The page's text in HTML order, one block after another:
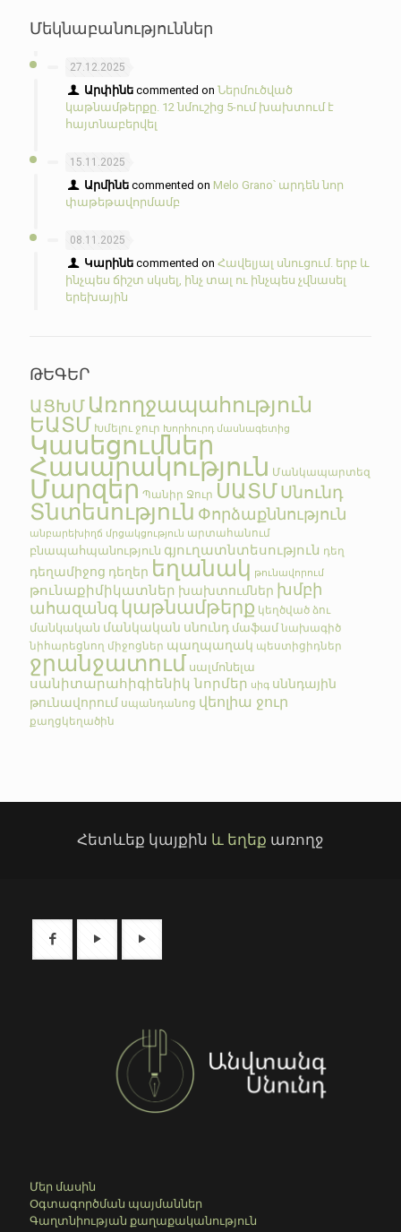
Մեկնաբանություններ
27.12.2025
Արփինե commented onՆերմուծված
կաթնամթերքը. 12 նմուշից 5-ում խախտում է
հայտնաբերվել
15.11.2025
Արմինե commented on Melo Grano՝ արդեն նոր
փաթեթավորմամբ
08.11.2025
Կարինե commented onՀավելյալ սնուցում. երբ և
ինչպես ճիշտ սկսել, ինչ տալ ու ինչպես չվնասել
երեխային
ԹԵԳԵՐ
ԱՑԽՄ Առողջապահություն
ԵԱՏՄ Խմելու ջուր Խորհուրդ մասնագետից
Կասեցումներ
Հասարակություն Մանկապարտեզ
Մարզեր Պանիր Ջուր ՍԱՏՄՍնունդ
Տնտեսություն Փորձաքննություն
անբարեխիղճ մրցակցություն արտահանում
բնապահպանություն գյուղատնտեսություն դեղ
դեղամիջոց դեղեր եղանակ թունավորում
թունաքիմիկատներ խախտումներ խմբի
ահազանգկաթնամթերք կեղծված ձու
մանկական մանկական սնունդ մաֆամ նախագիծ
նիհարեցնող միջոցներ պաղպաղակ պեստիցիդներ
ջրանջատում սալմոնելա
սանիտարահիգիենիկ նորմեր սիգ սննդային
թունավորում սպանդանոց վեոլիա ջուր
քաղցկեղածին
Հետևեք կայքին և եղեք առողջ
Մեր մասին
Օգտագործման պայմաններ
Գաղտնիության քաղաքականություն